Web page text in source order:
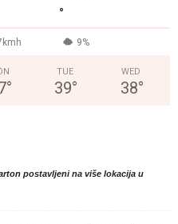
°
9%
°
TUE
39°
WED
38°
postavljeni na više lokacija u